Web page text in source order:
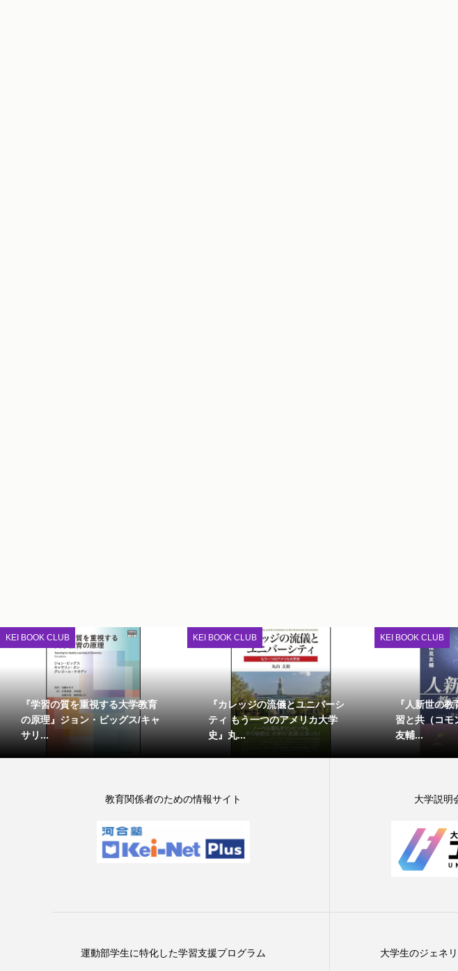
KEI BOOK CLUB
『学習の質を重視する大学教育
の原理』ジョン・ビッグス/キャ
サリ...
KEI BOOK CLUB
『カレッジの流儀とユニバーシ
ティ もう一つのアメリカ大学
史』丸...
KEI BOOK CLUB
『人新世の
習と共（コモ
友輔...
教育関係者のための情報サイト 大学説明
運動部学生に特化した学習支援プログラム 大学生のジェネ